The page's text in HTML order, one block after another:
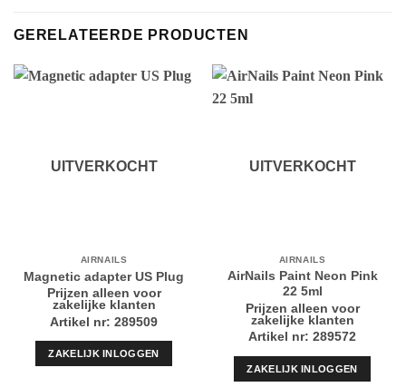
GERELATEERDE PRODUCTEN
UITVERKOCHT
AIRNAILS
Magnetic adapter US Plug
Prijzen alleen voor
zakelijke klanten
Artikel nr: 289509
ZAKELIJK INLOGGEN
UITVERKOCHT
AIRNAILS
AirNails Paint Neon Pink
22 5ml
Prijzen alleen voor
zakelijke klanten
Artikel nr: 289572
ZAKELIJK INLOGGEN